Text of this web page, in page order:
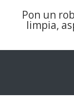
Pon un
limpia,